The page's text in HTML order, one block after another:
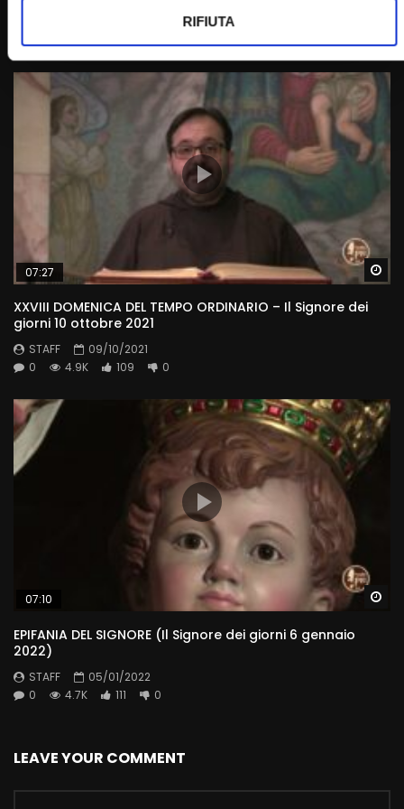
RIFIUTA
07:27
XXVIII DOMENICA DEL TEMPO ORDINARIO – Il Signore dei
giorni 10 ottobre 2021
STAFF
09/10/2021
0
4.9K 109 0
07:10
EPIFANIA DEL SIGNORE (Il Signore dei giorni 6 gennaio
2022)
STAFF
05/01/2022
0
4.7K 111 0
LEAVE YOUR COMMENT